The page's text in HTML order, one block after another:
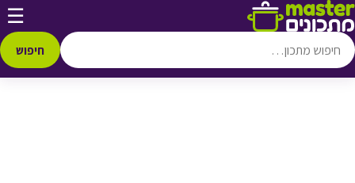
דלג לתוכן ☰
חיפוש
♥ הוספה